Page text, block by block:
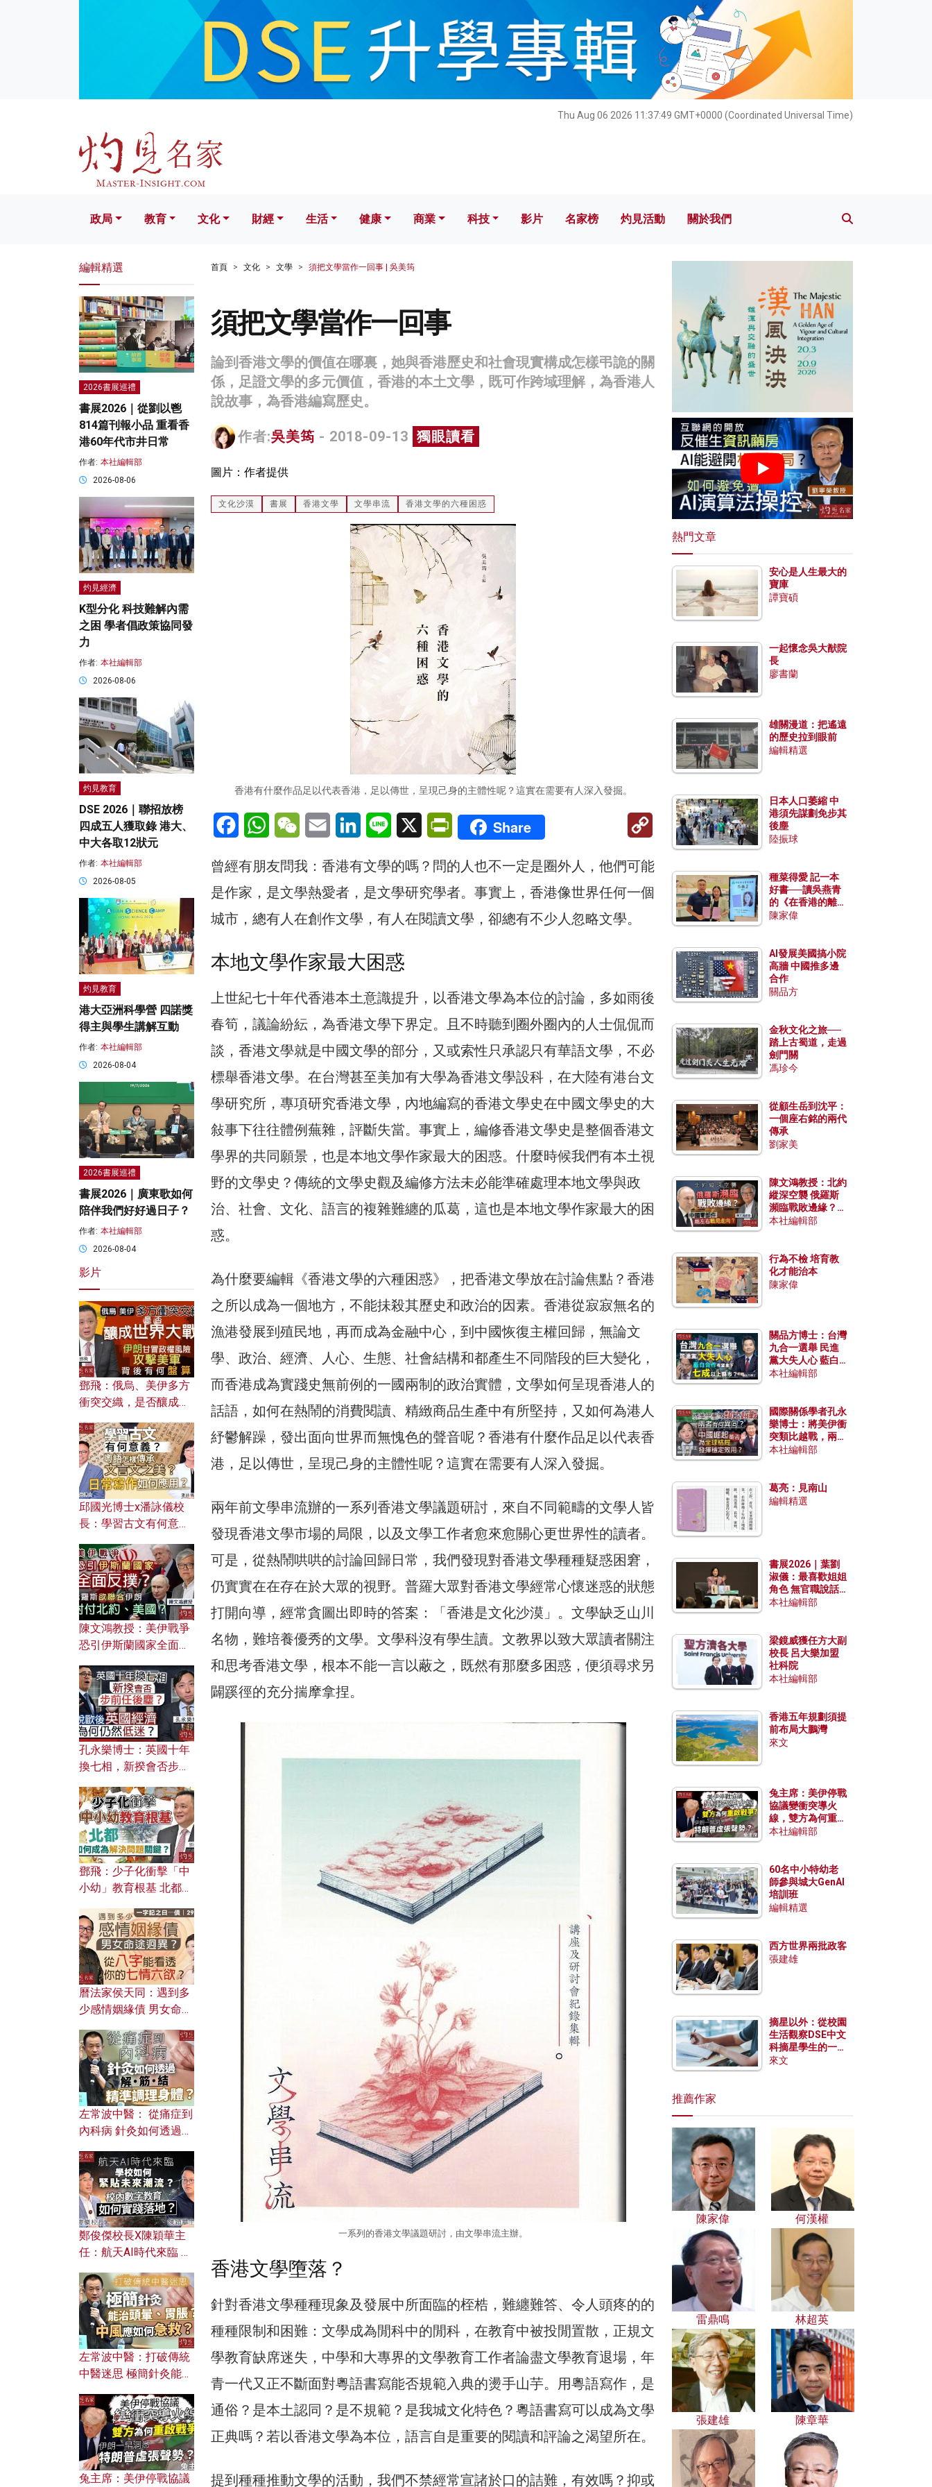
Thu Aug 06 2026 11:37:51 GMT+0000 (Coordinated Universal Time)
文化 財經 生活 健康 科技 影片 名家榜 灼見活動 關於我們
政局 教育 文化 財經 生活 健康 商業 科技 影片 名家榜 灼見活動 關於我們
首頁 文化 文學 須把文學當作一回事 | 吳美筠
須把文學當作一回事
論到香港文學的價值在哪裏，她與香港歷史和社會現實構成怎樣弔詭的關
係，足證文學的多元價值，香港的本土文學，既可作跨域理解，為香港人
說故事，為香港編寫歷史。
作者:吳美筠 - 2018-09-13 獨眼讀看
圖片：作者提供
文化沙漠 書展 香港文學 文學串流 香港文學的六種困惑
香港有什麼作品足以代表香港，足以傳世，呈現己身的主體性呢？這實在需要有人深入發掘。
FacebookWhatsAppWeChatEmail LinkedInLine X PrintFriendly
Share
Copy
曾經有朋友問我：香港有文學的嗎？問的人也不一定是圈外人，他們可能
是作家，是文學熱愛者，是文學研究學者。事實上，香港像世界任何一個
城市，總有人在創作文學，有人在閱讀文學，卻總有不少人忽略文學。
本地文學作家最大困惑
上世紀七十年代香港本土意識提升，以香港文學為本位的討論，多如雨後
春筍，議論紛紜，為香港文學下界定。且不時聽到圈外圈內的人士侃侃而
談，香港文學就是中國文學的部分，又或索性只承認只有華語文學，不必
標舉香港文學。在台灣甚至美加有大學為香港文學設科，在大陸有港台文
學研究所，專項研究香港文學，內地編寫的香港文學史在中國文學史的大
敍事下往往體例蕪雜，評斷失當。事實上，編修香港文學史是整個香港文
學界的共同願景，也是本地文學作家最大的困惑。什麼時候我們有本土視
野的文學史？傳統的文學史觀及編修方法未必能準確處理本地文學與政
治、社會、文化、語言的複雜難纏的瓜葛，這也是本地文學作家最大的困
惑。
為什麼要編輯《香港文學的六種困惑》，把香港文學放在討論焦點？香港
之所以成為一個地方，不能抺殺其歷史和政治的因素。香港從寂寂無名的
漁港發展到殖民地，再而成為金融中心，到中國恢復主權回歸，無論文
學、政治、經濟、人心、生態、社會結構和都產生不同階段的巨大變化，
而香港成為實踐史無前例的一國兩制的政治實體，文學如何呈現香港人的
話語，如何在熱鬧的消費閱讀、精緻商品生產中有所堅持，又如何為港人
紓鬱解躁，發出面向世界而無愧色的聲音呢？香港有什麼作品足以代表香
港，足以傳世，呈現己身的主體性呢？這實在需要有人深入發掘。
兩年前文學串流辦的一系列香港文學議題研討，來自不同範疇的文學人皆
發現香港文學市場的局限，以及文學工作者愈來愈關心更世界性的讀者。
可是，從熱鬧哄哄的討論回歸日常，我們發現對香港文學種種疑惑困窘，
仍實實在在存在於大眾的視野。普羅大眾對香港文學經常心懷迷惑的狀態
打開向導，經常貪圖出即時的答案：「香港是文化沙漠」。文學缺乏山川
名物，難培養優秀的文學。文學科沒有學生讀。文教界以致大眾讀者關注
和思考香港文學，根本不能一言以蔽之，既然有那麼多困惑，便須尋求另
闢蹊徑的充分揣摩拿捏。
一系列的香港文學議題研討，由文學串流主辦。
香港文學墮落？
針對香港文學種種現象及發展中所面臨的桎梏，難纏難答、令人頭疼的的
種種限制和困難：文學成為閒科中的閒科，在教育中被投閒置散，正規文
學教育缺席迷失，中學和大專界的文學教育工作者論盡文學教育退場，年
青一代又正不斷面對粵語書寫能否規範入典的燙手山芋。用粵語寫作，是
通俗？是本土認同？是不規範？是我城文化特色？粵語書寫可以成為文學
正典嗎？若以香港文學為本位，語言自是重要的閱讀和評論之渴望所在。
提到種種推動文學的活動，我們不禁經常宣諸於口的詰難，有效嗎？抑或
編輯精選
2026書展巡禮
書展2026｜從劉以鬯
814篇刊報小品 重看香
港60年代市井日常
作者: 本社編輯部
2026-08-06
灼見經濟
K型分化 科技難解內需
之困 學者倡政策協同發
力
作者: 本社編輯部
2026-08-06
灼見教育
DSE 2026｜聯招放榜
四成五人獲取錄 港大、
中大各取12狀元
作者: 本社編輯部
2026-08-05
灼見教育
港大亞洲科學營 四諾獎
得主與學生講解互動
作者: 本社編輯部
2026-08-04
2026書展巡禮
書展2026｜廣東歌如何
陪伴我們好好過日子？
作者: 本社編輯部
2026-08-04
影片
鄧飛：俄烏、美伊多方
衝突交織，是否釀成世
風險攻擊美軍，背後有
何盤算？
邱國光博士x潘詠儀校
長：學習古文有何意
文之美？ 日常寫作如何
應用？
陳文鴻教授：美伊戰爭
恐引伊斯蘭國家全面反
對付北約美國？
孔永樂博士：英國十年
換七相，新揆會否步前
濟為何仍然低迷？
鄧飛：少子化衝擊「中
小幼」教育根基 北都如
曆法家侯天同：遇到多
少感情姻緣債 男女命途
的七情六欲？
左常波中醫： 從痛症到
內科病 針灸如何透過解
鄭俊傑校長X陳穎華主
任：航天AI時代來臨 學
校內數字教育如何實踐
落地？
左常波中醫：打破傳統
中醫迷思 極簡針灸能治
何急救？
兔主席：美伊停戰協議
熱門文章
安心是人生最大的
寶庫
譚寶碩
一起懷念吳大猷院
長
廖書蘭
雄關漫道：把遙遠
的歷史拉到眼前
編輯精選
日本人口萎縮 中
港須先謀劃免步其
後塵
陸振球
種菜得愛 記一本
好書──讀吳燕青
的《在香港的離島
種菜》
陳家偉
AI發展美國搞小院
高牆 中國推多邊
合作
關品方
金秋文化之旅──
踏上古蜀道，走過
劍門關
馮珍今
從顧生岳到沈平：
一個座右銘的兩代
傳承
劉家美
陳文鴻教授：北約
縱深空襲 俄羅斯
瀕臨戰敗邊緣？中
國零部件能左右戰
本社編輯部
行為不檢 培育教
化才能治本
陳家偉
關品方博士：台灣
九合一選舉 民進
黨大失人心 藍白
合作有望拿下七成
本社編輯部
國際關係學者孔永
樂博士：將美伊衝
突類比越戰，兩者
有何異同？中國崛
本社編輯部
葛亮：見南山
編輯精選
書展2026｜葉劉
淑儀：最喜歡姐姐
角色 無官職說話
包袱少
本社編輯部
梁鏡威獲任方大副
校長 呂大樂加盟
社科院
本社編輯部
香港五年規劃須提
前布局大鵬灣
來文
兔主席：美伊停戰
協議變衝突導火
線，雙方為何重啟
戰爭？伊朗一早洞
本社編輯部
60名中小特幼老
師參與城大GenAI
培訓班
編輯精選
西方世界兩批政客
張建雄
摘星以外：從校園
生活觀察DSE中文
科摘星學生的一點
特質
來文
推薦作家
陳家偉 何漢權
雷鼎鳴 林超英
張建雄 陳章華